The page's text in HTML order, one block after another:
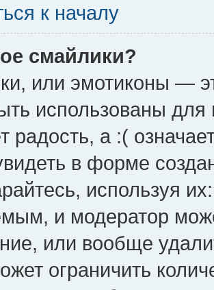
к началу
смайлики?
или эмотиконы —
использованы
радость, а :(
в форме
используя
и модератор
или вообще
ограничить